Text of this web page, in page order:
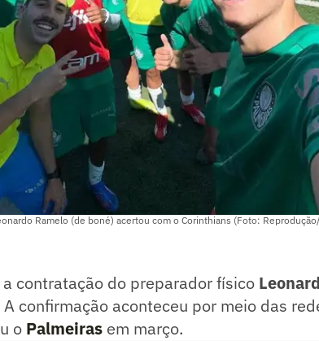
Ramelo (de boné) acertou com o Corinthians (Foto:
contratação do preparador físico
confirmação aconteceu por meio das
o Palmeiras em março.